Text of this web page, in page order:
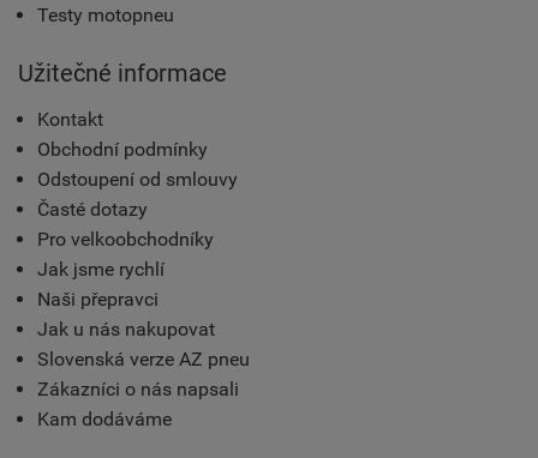
Testy motopneu
Užitečné informace
Kontakt
Obchodní podmínky
Odstoupení od smlouvy
Časté dotazy
Pro velkoobchodníky
Jak jsme rychlí
Naši přepravci
Jak u nás nakupovat
Slovenská verze AZ pneu
Zákazníci o nás napsali
Kam dodáváme